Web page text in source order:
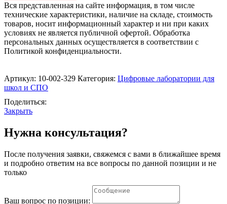
Вся представленная на сайте информация, в том числе
технические характеристики, наличие на складе, стоимость
товаров, носит информационный характер и ни при каких
условиях не является публичной офертой. Обработка
персональных данных осуществляется в соответствии с
Политикой конфиденциальности.
Артикул: 10-002-329 Категория: Цифровые лаборатории для
школ и СПО
Поделиться:
Закрыть
Нужна консультация?
После получения заявки, свяжемся с вами в ближайшее время
и подробно ответим на все вопросы по данной позиции и не
только
Ваш вопрос по позиции: